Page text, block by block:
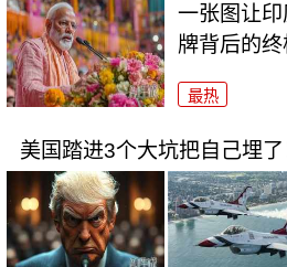
一张图让
牌背后的终
最热
美国踏进3个大坑把自己埋